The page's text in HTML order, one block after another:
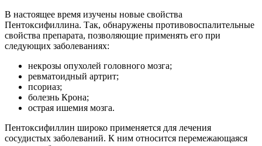
В настоящее время изучены новые свойства
Пентоксифиллина. Так, обнаружены противовоспалительные
свойства препарата, позволяющие применять его при
следующих заболеваниях:
некрозы опухолей головного мозга;
ревматоидный артрит;
псориаз;
болезнь Крона;
острая ишемия мозга.
Пентоксифиллин широко применяется для лечения
сосудистых заболеваний. К ним относится перемежающаяся